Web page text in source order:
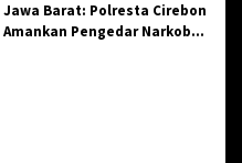
Jawa Barat: Polresta Cirebon
Amankan Pengedar Narkoba